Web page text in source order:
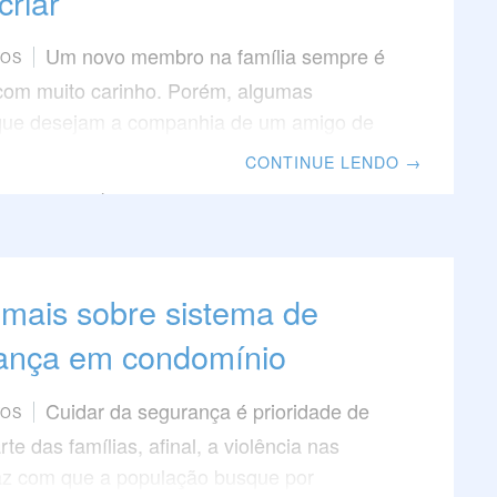
Um novo membro na família sempre é
muito carinho. Porém, algumas
desejam a companhia de um amigo de
podem achar muito difícil criar pets em
em apartamento, deseja adotar um bicho
que ele
CONTINUE LENDO →
sobre sistema de
em condomínio
Cuidar da segurança é prioridade de
das famílias, afinal, a violência nas
com que a população busque por